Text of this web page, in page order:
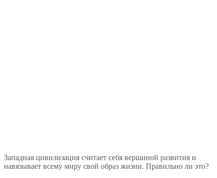
Западная цивилизация считает себя вершиной развития и
навязывает всему миру свой образ жизни. Правильно ли это?